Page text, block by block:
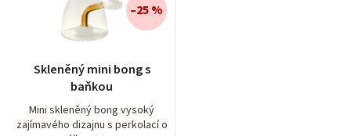
Skleněný mini bong s
baňkou
Mini skleněný bong vysoký
zajímavého dizajnu s perkolací o
–25 %